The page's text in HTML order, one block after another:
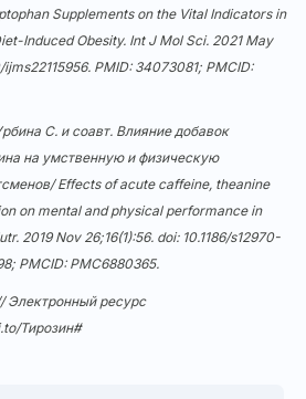
Supplements on the Vital Indicators in
Induced Obesity. Int J Mol Sci. 2021 May
ijms22115956. PMID: 34073081; PMCID:
С. и соавт. Влияние добавок
на умственную и физическую
Effects of acute caffeine, theanine
on mental and physical performance in
2019 Nov 26;16(1):56. doi: 10.1186/s12970-
PMCID: PMC6880365.
Электронный ресурс
Тирозин#